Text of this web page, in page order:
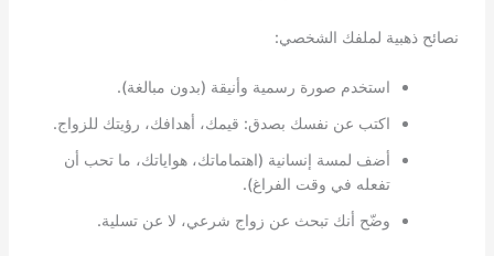
نصائح ذهبية لملفك الشخصي:
استخدم صورة رسمية وأنيقة (بدون مبالغة).
اكتب عن نفسك بصدق: قيمك، أهدافك، رؤيتك للزواج.
أضف لمسة إنسانية (اهتماماتك، هواياتك، ما تحب أن
تفعله في وقت الفراغ).
وضّح أنك تبحث عن زواج شرعي، لا عن تسلية.